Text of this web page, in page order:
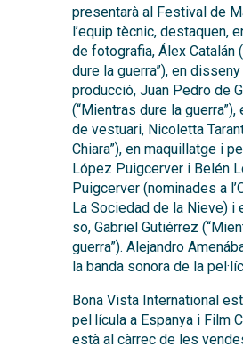
presentarà al Festival de
l’equip tècnic, destaquen,
de fotografia, Álex Catalán
dure la guerra”), en
producció, Juan Pedro de
(“Mientras dure la
de vestuari, Nicoletta
Chiara”), en maquillatge i
López Puigcerver i Belén
Puigcerver (nominades a
La Sociedad de la Nieve) i
so, Gabriel Gutiérrez
guerra”). Alejandro
la banda sonora de la
Bona Vista International
pel·lícula a Espanya i Film
està al càrrec de les